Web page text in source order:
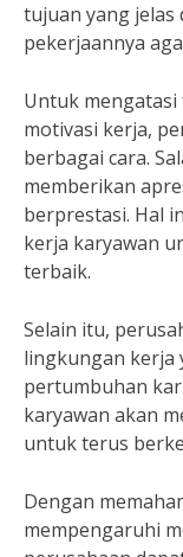
tujuan yang jelas
pekerjaannya
Untuk
motivasi kerja,
berbagai cara.
memberikan
berprestasi. Hal
kerja karyawan
terbaik.
Selain itu,
lingkungan kerja
pertumbuhan
karyawan akan
untuk terus
Dengan
mempengaruhi